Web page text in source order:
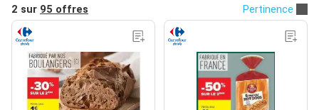
2 sur 95 offres Pertinence